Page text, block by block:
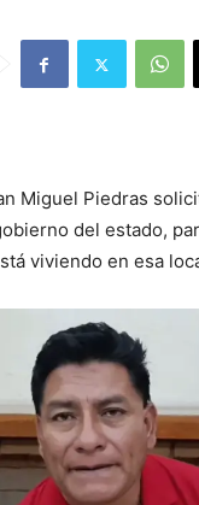
Miguel Piedras
del estado,
viviendo en esa